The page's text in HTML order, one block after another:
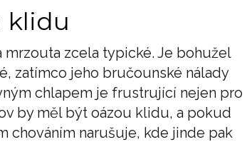
klidu
mrzouta zcela typické. Je bohužel
zatímco jeho bručounské nálady
chlapem je frustrující nejen pro
by měl být oázou klidu, a pokud
chováním narušuje, kde jinde pak